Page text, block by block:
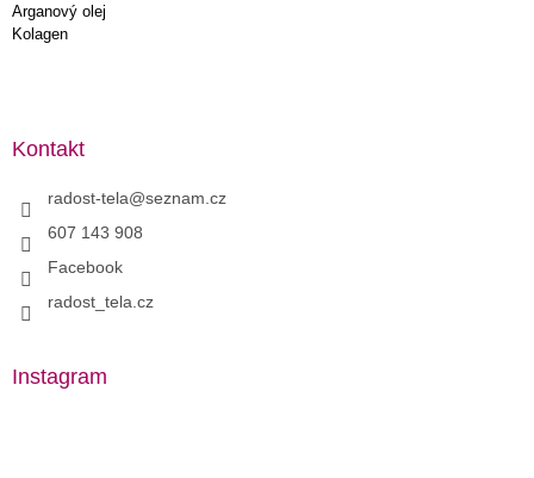
Arganový olej
Kolagen
Kontakt
radost-tela@seznam.cz
607 143 908
Facebook
radost_tela.cz
Instagram